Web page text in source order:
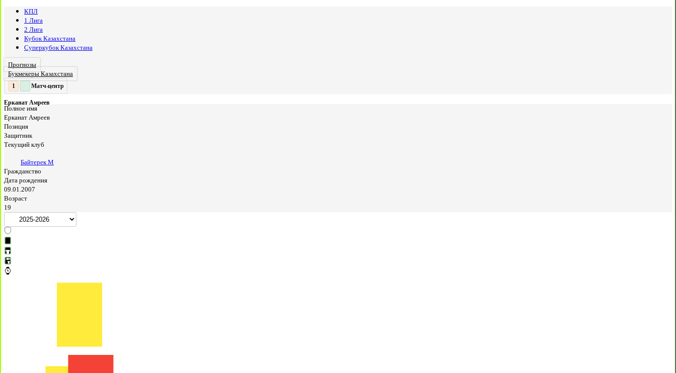
КПЛ
1 Лига
2 Лига
Кубок Казахстана
Суперкубок Казахстана
Прогнозы
Букмекеры Казахстана
2 : Матч-центр
Ерканат Амреев
Полное имя
Ерканат Амреев
Позиция
Защитник
Текущий клуб
Байтерек М
Гражданство
Дата рождения
09.01.2007
Возраст
19